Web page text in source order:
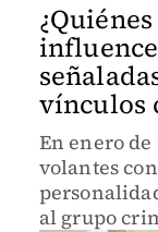
vínculos
En enero
volantes
al grupo